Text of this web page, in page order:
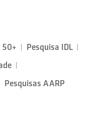
50+
Pesquisa IDL
Pesquisas AARP